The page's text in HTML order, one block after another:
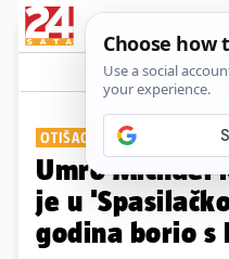
OTIŠAO OKRUŽEN OBITELJI
Umro Michael
je u
godina borio s